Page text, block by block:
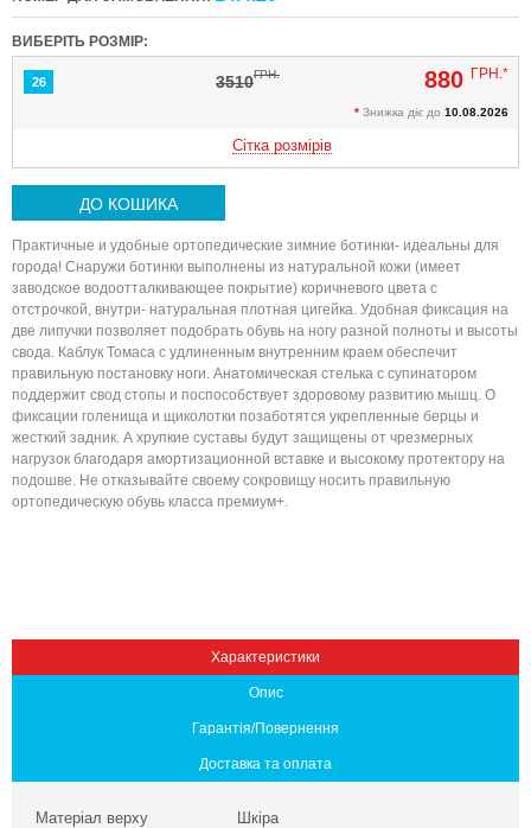
ВИБЕРІТЬ РОЗМІР:
26 3510ГРН. 880 ГРН.*
* Знижка діє до 10.08.2026
Сітка розмірів
ДО КОШИКА
Практичные и удобные ортопедические зимние ботинки- идеальны для
города! Снаружи ботинки выполнены из натуральной кожи (имеет
заводское водоотталкивающее покрытие) коричневого цвета с
отстрочкой, внутри- натуральная плотная цигейка. Удобная фиксация на
две липучки позволяет подобрать обувь на ногу разной полноты и высоты
свода. Каблук Томаса с удлиненным внутренним краем обеспечит
правильную постановку ноги. Анатомическая стелька с супинатором
поддержит свод стопы и поспособствует здоровому развитию мышц. О
фиксации голенища и щиколотки позаботятся укрепленные берцы и
жесткий задник. А хрупкие суставы будут защищены от чрезмерных
нагрузок благодаря амортизационной вставке и высокому протектору на
подошве. Не отказывайте своему сокровищу носить правильную
ортопедическую обувь класса премиум+.
Характеристики
Опис
Гарантія/Повернення
Доставка та оплата
Матеріал верху Шкіра